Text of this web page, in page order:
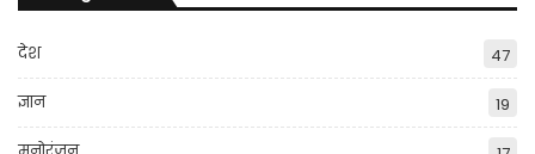
देश 47
ज्ञान 19